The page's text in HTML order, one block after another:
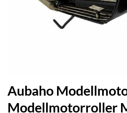
Aubaho
Modellmotorroller